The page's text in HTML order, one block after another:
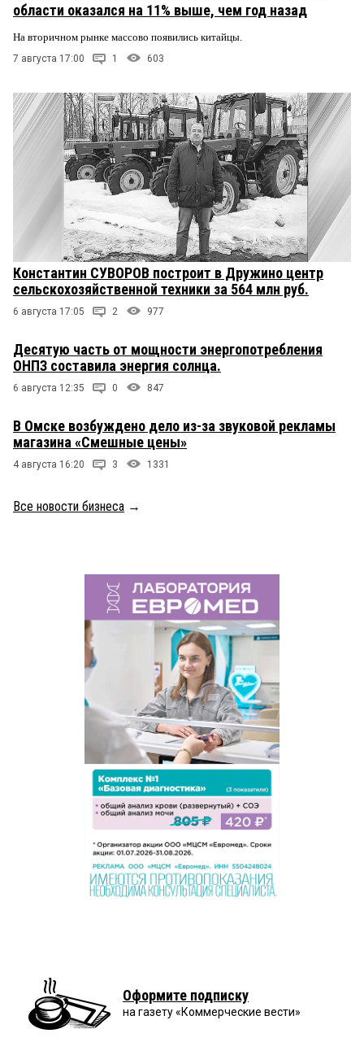
области оказался на 11% выше, чем год назад
На вторичном рынке массово появились китайцы.
7 августа 17:00 1 603
Константин СУВОРОВ построит в Дружино центр
сельскохозяйственной техники за 564 млн руб.
6 августа 17:05 2 977
Десятую часть от мощности энергопотребления
ОНПЗ составила энергия солнца.
6 августа 12:35 0 847
В Омске возбуждено дело из-за звуковой рекламы
магазина «Смешные цены»
4 августа 16:20 3 1331
Все новости бизнеса →
Оформите подписку
на газету «Коммерческие вести»